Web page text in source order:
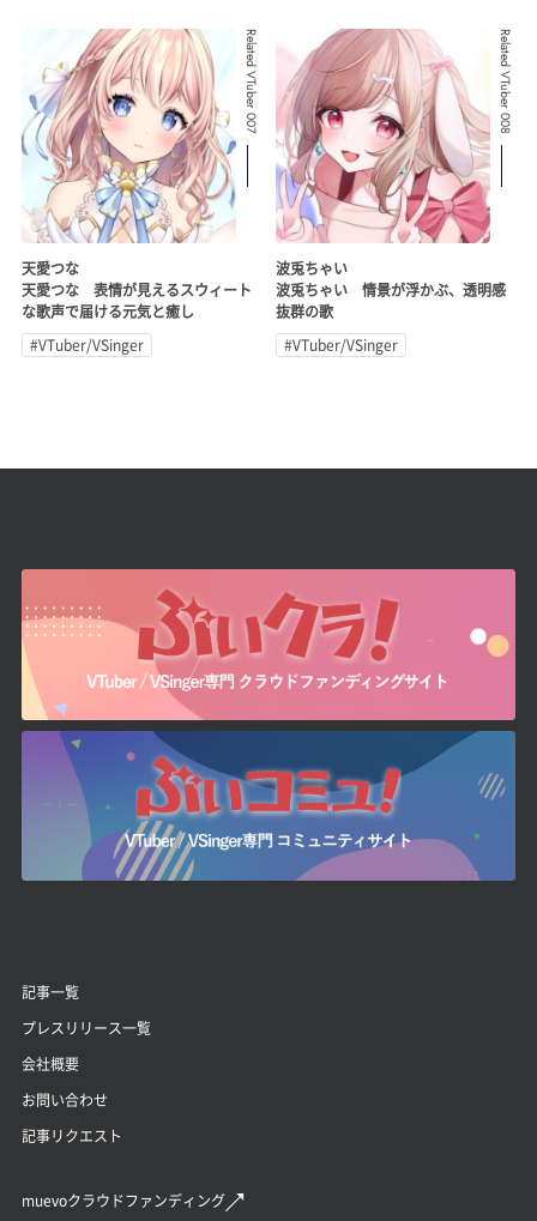
Related VTuber 007
天愛つな
天愛つな 表情が見えるスウィート
な歌声で届ける元気と癒し
#VTuber/VSinger
Related VTuber 008
波兎ちゃい
波兎ちゃい 情景が浮かぶ、透明感
抜群の歌
#VTuber/VSinger
記事一覧
プレスリリース一覧
会社概要
お問い合わせ
記事リクエスト
muevoクラウドファンディング